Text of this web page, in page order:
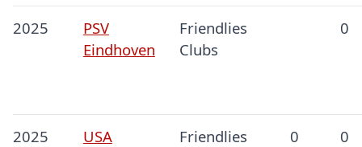
2025
PSV
Eindhoven
Friendlies
Clubs
0
2025 USA Friendlies 0 0